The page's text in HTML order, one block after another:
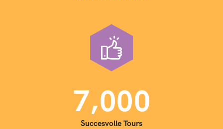
7,000
Succesvolle Tours